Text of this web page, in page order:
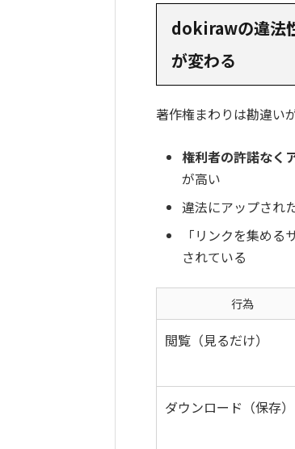
dokirawの違法
が変わる
著作権まわりは勘違い
権利者の許諾なく
が高い
違法にアップされ
「リンクを集め
されている
行為
閲覧（見るだけ）
ダウンロード（保存）